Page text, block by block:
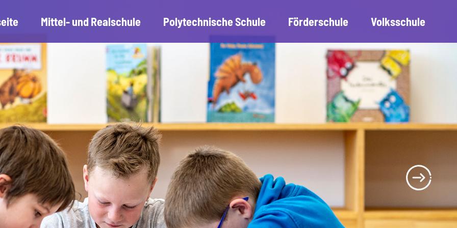
Mittel- und Realschule Polytechnische Schule Förderschule Volksschule